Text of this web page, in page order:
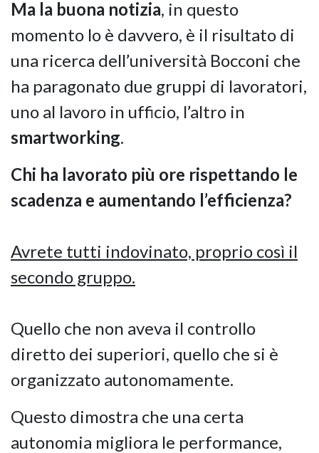
Ma la buona notizia, in questo
momento lo è davvero, è il risultato di
una ricerca dell’università Bocconi che
ha paragonato due gruppi di lavoratori,
uno al lavoro in ufficio, l’altro in
smartworking.
Chi ha lavorato più ore rispettando le
scadenza e aumentando l’efficienza?
Avrete tutti indovinato, proprio così il
secondo gruppo.
Quello che non aveva il controllo
diretto dei superiori, quello che si è
organizzato autonomamente.
Questo dimostra che una certa
autonomia migliora le performance,